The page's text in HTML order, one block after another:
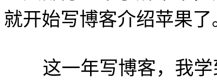
就开始写博客介绍苹果了
这一年写博客，我学